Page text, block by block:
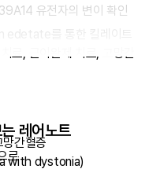
유전자의 변이 확인
료, 근이완제 치료, 고망간
간혈증
with dystonia)
레어노트
로